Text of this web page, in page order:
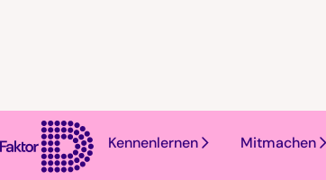
Kennenlernen Mitmachen